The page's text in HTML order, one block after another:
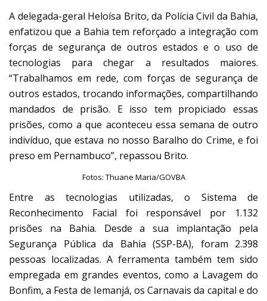
A delegada-geral Heloísa Brito, da Polícia Civil da Bahia,
enfatizou que a Bahia tem reforçado a integração com
forças de segurança de outros estados e o uso de
tecnologias para chegar a resultados maiores.
“Trabalhamos em rede, com forças de segurança de
outros estados, trocando informações, compartilhando
mandados de prisão. E isso tem propiciado essas
prisões, como a que aconteceu essa semana de outro
indivíduo, que estava no nosso Baralho do Crime, e foi
preso em Pernambuco”, repassou Brito.
Fotos: Thuane Maria/GOVBA
Entre as tecnologias utilizadas, o Sistema de
Reconhecimento Facial foi responsável por 1.132
prisões na Bahia. Desde a sua implantação pela
Segurança Pública da Bahia (SSP-BA), foram 2.398
pessoas localizadas. A ferramenta também tem sido
empregada em grandes eventos, como a Lavagem do
Bonfim, a Festa de Iemanjá, os Carnavais da capital e do